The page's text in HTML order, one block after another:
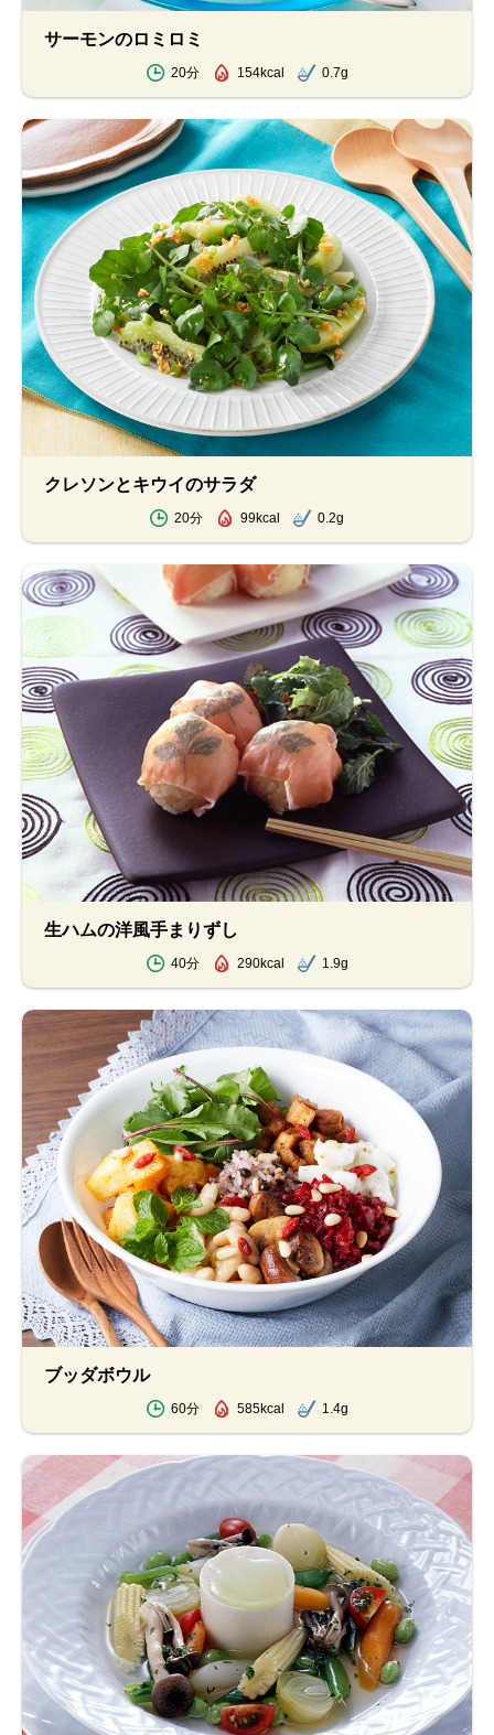
サーモンのロミロミ
20分 154kcal 0.7g
クレソンとキウイのサラダ
20分 99kcal 0.2g
生ハムの洋風手まりずし
40分 290kcal 1.9g
ブッダボウル
60分 585kcal 1.4g